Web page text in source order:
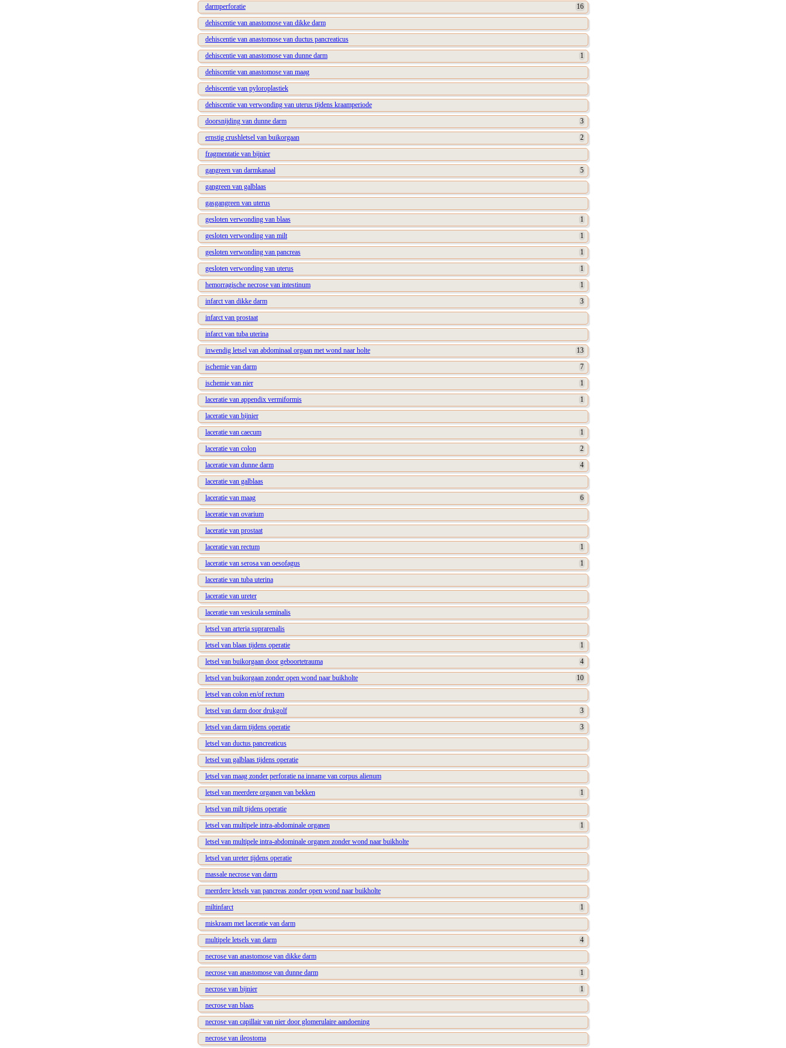
darmperforatie
16
dehiscentie van anastomose van dikke darm
dehiscentie van anastomose van ductus pancreaticus
dehiscentie van anastomose van dunne darm
1
dehiscentie van anastomose van maag
dehiscentie van pyloroplastiek
dehiscentie van verwonding van uterus tijdens kraamperiode
doorsnijding van dunne darm
3
ernstig crushletsel van buikorgaan
2
fragmentatie van bijnier
gangreen van darmkanaal
5
gangreen van galblaas
gasgangreen van uterus
gesloten verwonding van blaas
1
gesloten verwonding van milt
1
gesloten verwonding van pancreas
1
gesloten verwonding van uterus
1
hemorragische necrose van intestinum
1
infarct van dikke darm
3
infarct van prostaat
infarct van tuba uterina
inwendig letsel van abdominaal orgaan met wond naar holte
13
ischemie van darm
7
ischemie van nier
1
laceratie van appendix vermiformis
1
laceratie van bijnier
laceratie van caecum
1
laceratie van colon
2
laceratie van dunne darm
4
laceratie van galblaas
laceratie van maag
6
laceratie van ovarium
laceratie van prostaat
laceratie van rectum
1
laceratie van serosa van oesofagus
1
laceratie van tuba uterina
laceratie van ureter
laceratie van vesicula seminalis
letsel van arteria suprarenalis
letsel van blaas tijdens operatie
1
letsel van buikorgaan door geboortetrauma
4
letsel van buikorgaan zonder open wond naar buikholte
10
letsel van colon en/of rectum
letsel van darm door drukgolf
3
letsel van darm tijdens operatie
3
letsel van ductus pancreaticus
letsel van galblaas tijdens operatie
letsel van maag zonder perforatie na inname van corpus alienum
letsel van meerdere organen van bekken
1
letsel van milt tijdens operatie
letsel van multipele intra-abdominale organen
1
letsel van multipele intra-abdominale organen zonder wond naar buikholte
letsel van ureter tijdens operatie
massale necrose van darm
meerdere letsels van pancreas zonder open wond naar buikholte
miltinfarct
1
miskraam met laceratie van darm
multipele letsels van darm
4
necrose van anastomose van dikke darm
necrose van anastomose van dunne darm
1
necrose van bijnier
1
necrose van blaas
necrose van capillair van nier door glomerulaire aandoening
necrose van ileostoma